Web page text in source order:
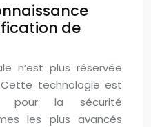
de
n’est plus réservée
Cette technologie est
pour la sécurité
les plus avancés